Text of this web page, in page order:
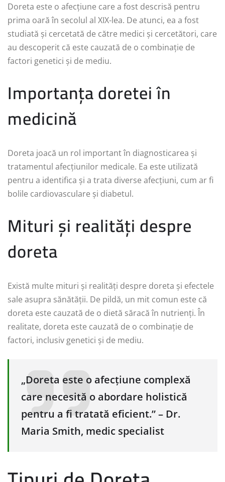
Doreta este o afecțiune care a fost descrisă pentru
prima oară în secolul al XIX-lea. De atunci, ea a fost
studiată și cercetată de către medici și cercetători, care
au descoperit că este cauzată de o combinație de
factori genetici și de mediu.
Importanța doretei în
medicină
Doreta joacă un rol important în diagnosticarea și
tratamentul afecțiunilor medicale. Ea este utilizată
pentru a identifica și a trata diverse afecțiuni, cum ar fi
bolile cardiovasculare și diabetul.
Mituri și realități despre
doreta
Există multe mituri și realități despre doreta și efectele
sale asupra sănătății. De pildă, un mit comun este că
doreta este cauzată de o dietă săracă în nutrienți. În
realitate, doreta este cauzată de o combinație de
factori, inclusiv genetici și de mediu.
„Doreta este o afecțiune complexă
care necesită o abordare holistică
pentru a fi tratată eficient.” – Dr.
Maria Smith, medic specialist